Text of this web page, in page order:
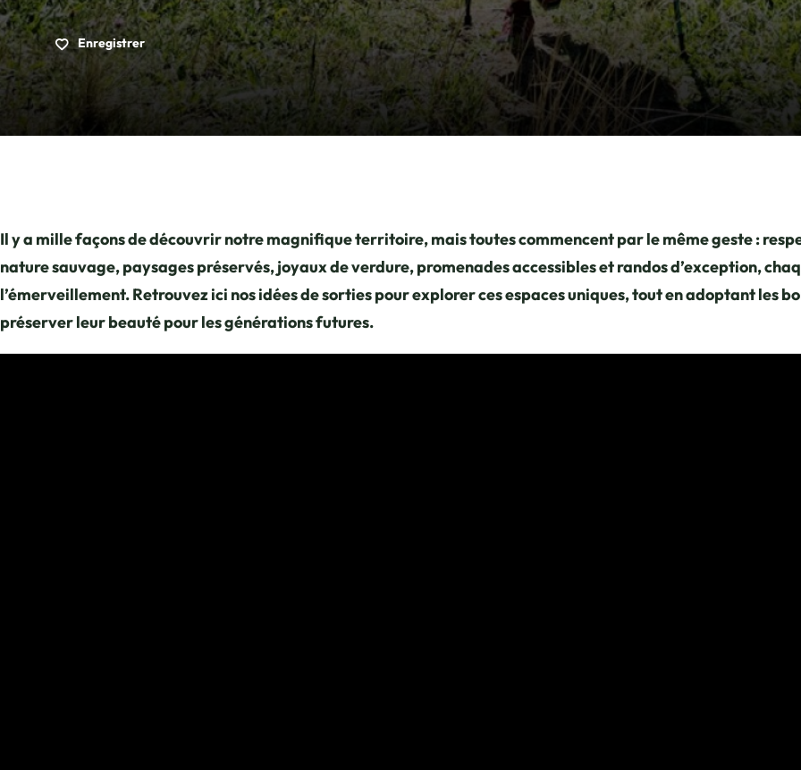
Enregistrer
Il y a mille façons de découvrir notre magnifique territoire, mais toutes commencent par le même geste :
nature sauvage, paysages préservés, joyaux de verdure, promenades accessibles et randos d’exception,
l’émerveillement. Retrouvez ici nos idées de sorties pour explorer ces espaces uniques, tout en adoptant les
préserver leur beauté pour les générations futures.